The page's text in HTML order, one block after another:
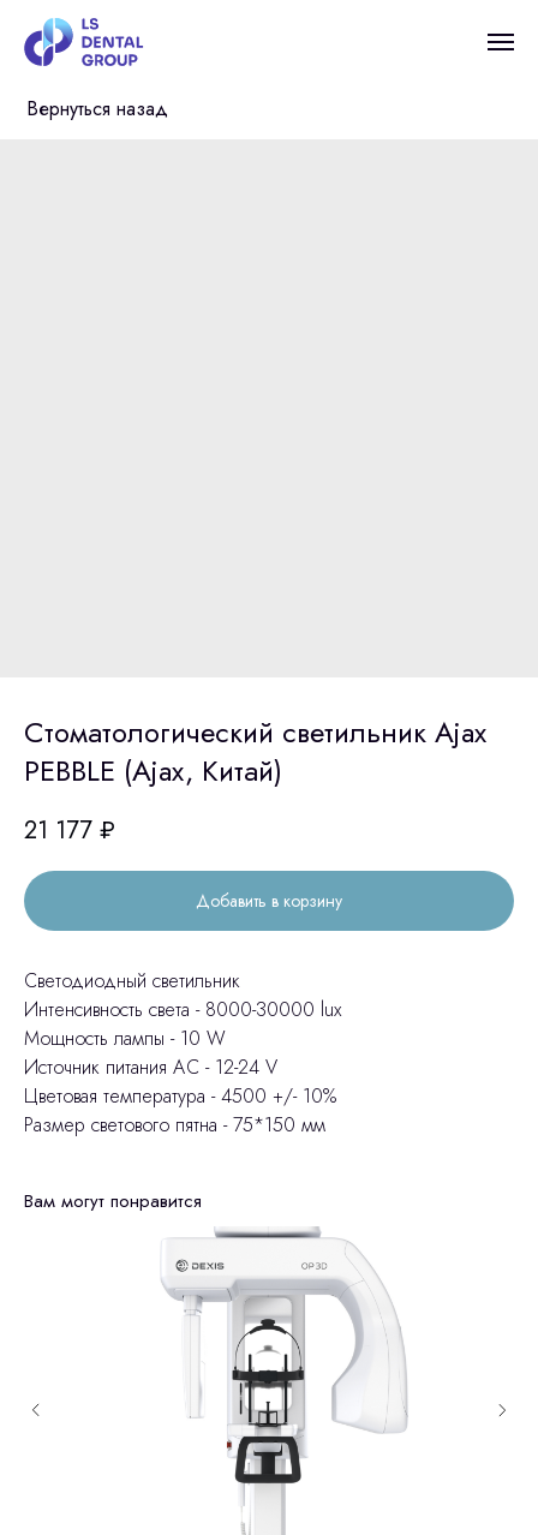
Вернуться назад
Стоматологический светильник Ajax
PEBBLE (Ajax, Китай)
21 177 ₽
Добавить в корзину
Светодиодный светильник
Интенсивность света - 8000-30000 lux
Мощность лампы - 10 W
Источник питания АС - 12-24 V
Цветовая температура - 4500 +/- 10%
Размер светового пятна - 75*150 мм
Вам могут понравится